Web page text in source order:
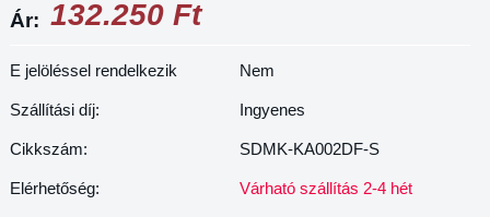
Ár: 132.250 Ft
E jelöléssel rendelkezik Nem
Szállítási díj: Ingyenes
Cikkszám: SDMK-KA002DF-S
Elérhetőség: Várható szállítás 2-4 hét